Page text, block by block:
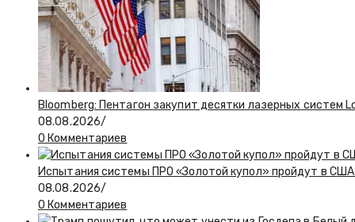
Bloomberg: Пентагон закупит десятки лазерных систем
08.08.2026/
0 Комментариев
Испытания системы ПРО «Золотой купол» пройдут в
08.08.2026/
0 Комментариев